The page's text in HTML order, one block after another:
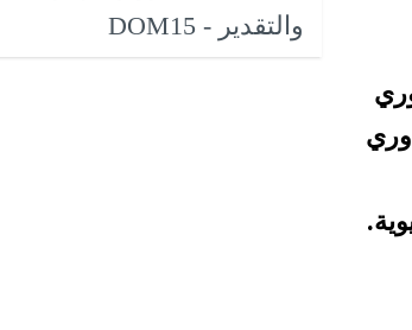
والتقدير - DOM15